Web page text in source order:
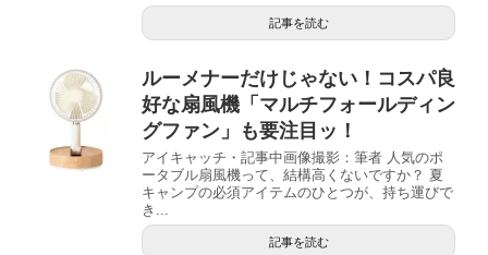
記事を読む
ルーメナーだけじゃない！コスパ良
好な扇風機「マルチフォールディン
グファン」も要注目ッ！
アイキャッチ・記事中画像撮影：筆者 人気のポ
ータブル扇風機って、結構高くないですか？ 夏
キャンプの必須アイテムのひとつが、持ち運びで
き...
記事を読む